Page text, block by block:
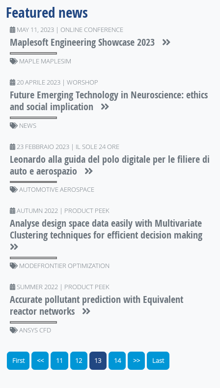
Featured news
MAY 11, 2023 | ONLINE CONFERENCE
Maplesoft Engineering Showcase 2023
MAPLE MAPLESIM
20 APRILE 2023 | WORSHOP
Future Emerging Technology in Neuroscience: ethics
and social implication
NEWS
23 FEBBRAIO 2023 | IL SOLE 24 ORE
Leonardo alla guida del polo digitale per le filiere di
auto e aerospazio
AUTOMOTIVE AEROSPACE
AUTUMN 2022 | PRODUCT PEEK
Analyse design space data easily with Multivariate
Clustering techniques for efficient decision making
MODEFRONTIER OPTIMIZATION
SUMMER 2022 | PRODUCT PEEK
Accurate pollutant prediction with Equivalent
reactor networks
ANSYS CFD
First << 11 12 13 14 >> Last